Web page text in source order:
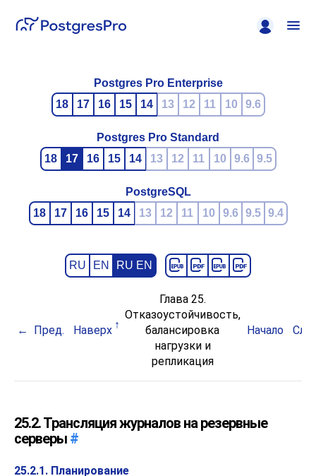
Postgres Pro Enterprise
18
17 16 15 14 13 12 11 10 9.6
Postgres Pro Standard
18
17 16 15 14 13 12 11 10 9.6 9.5
PostgreSQL
18
17 16 15 14 13 12 11 10 9.6 9.5 9.4
RU EN RU EN
Пред. Наверх
Глава 25.
Отказоустойчивость,
балансировка
нагрузки и
репликация
Начало
25.2. Трансляция журналов на резервные
серверы #
25.2.1. Планирование